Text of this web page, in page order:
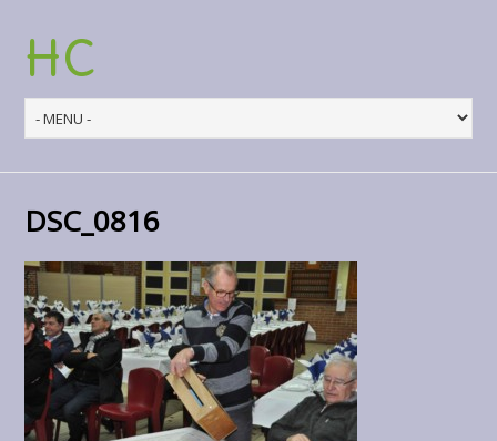
HC
DSC_0816